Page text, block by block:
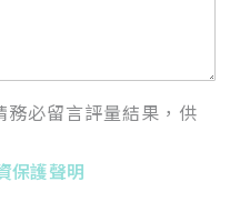
務必留言評量結果，供
保護聲明